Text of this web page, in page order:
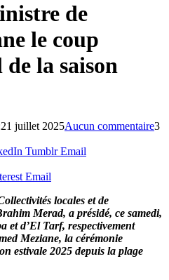
de
le coup
la saison
21 juillet 2025Aucun commentaire3
Tumblr Email
Email
locales et de
Merad, a présidé, ce samedi,
et d’El Tarf, respectivement
Meziane, la cérémonie
estivale 2025 depuis la plage